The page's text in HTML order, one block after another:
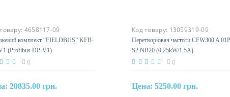
4658117-09
комплект “FIELDBUS” KFB-
(Profibus DP-V1)
0
20835.00 грн.
Код товару: 13059319-09
Перетворювач частоти CFW300 A
S2 NB20 (0,25kW/1,5А)
0
Цена: 5250.00 грн.